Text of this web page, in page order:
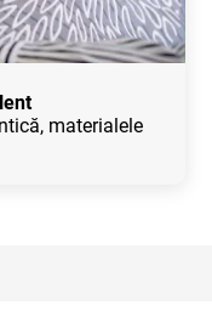
materialele